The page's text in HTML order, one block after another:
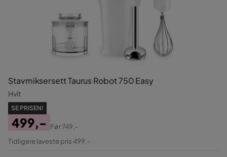
Stavmiksersett Taurus Robot 750 Easy
Hvit
SE PRISEN!
Pris
499,-
Original
Før749,-
Tidligere laveste pris 499,-